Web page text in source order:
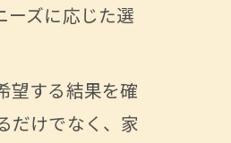
ズに応じた選
望する結果を確
だけでなく、家